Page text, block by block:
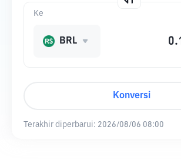
Ke
BRL
Konversi
Terakhir diperbarui: 2026/08/06 08:00